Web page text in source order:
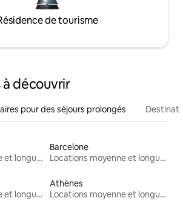
de tourisme
découvrir
pour des séjours prolongés
Locations moyenne et longue durée
Barcelone
Locations moyenne et longue durée
Locations moyenne et longue durée
Athènes
Locations moyenne et longue durée